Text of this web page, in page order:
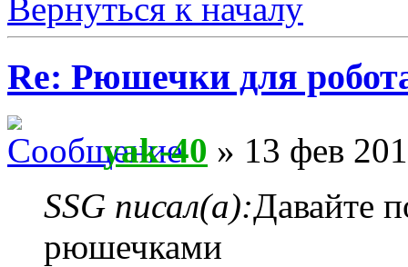
Вернуться к началу
Re: Рюшечки для
yak-40 » 13 фев
SSG писал(а):Давайте
рюшечками